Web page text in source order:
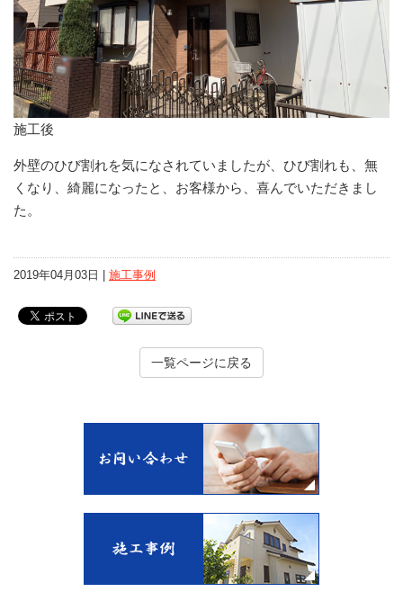
施工後
外壁のひび割れを気になされていましたが、ひび割れも、無
くなり、綺麗になったと、お客様から、喜んでいただきまし
た。
2019年04月03日 | 施工事例
一覧ページに戻る